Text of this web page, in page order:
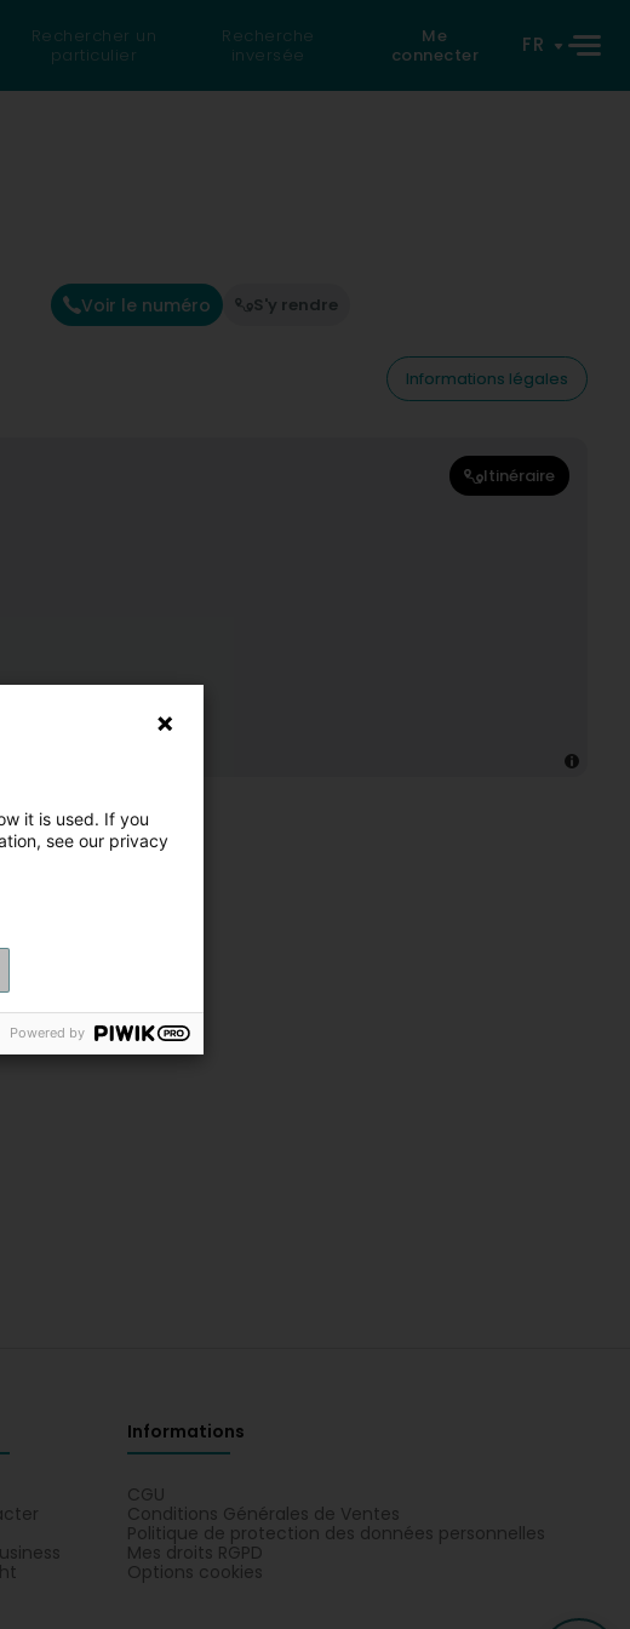
Rechercher un
particulier
Recherche
inversée
Me
connecter
FR
Voir le numéro S'y rendre
Informations légales
Itinéraire
Informations
CGU
Conditions Générales de Ventes
Politique de protection des données personnelles
Mes droits RGPD
Options cookies
it is used. If you
see our privacy
Powered by